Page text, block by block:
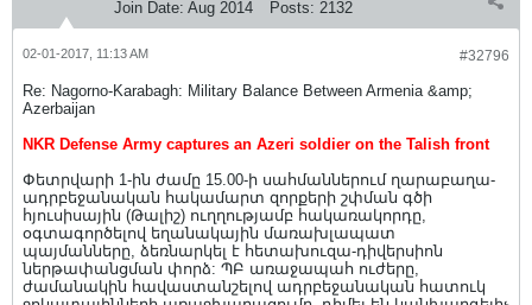
Join Date: Aug 2014 Posts: 2132
#32796
02-01-2017, 11:13 AM
Re: Nagorno-Karabagh: Military Balance Between Armenia &amp;
Azerbaijan
NKR Defense Army captures an Azeri soldier on the Talish front
Փետրվարի 1-ին ժամը 15.00-ի սահմաններում ղարաբաղա-
ադրբեջանական հակամարտ զորքերի շփման գծի
հյուսիսային (Թալիշ) ուղղությամբ հակառակորդը,
օգտագործելով եղանակային մառախլապատ
պայմանները, ձեռնարկել է հետախուզա-դիվերսիոն
ներթափանցման փորձ: ՊԲ առաջապահ ուժերը,
ժամանակին հավաստանշելով ադրբեջանական հատուկ